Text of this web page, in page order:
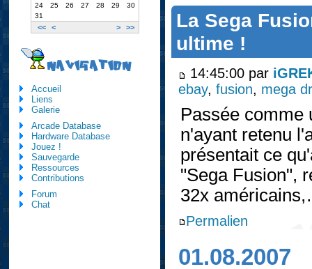
La Sega
ultime !
14:45:00 par
ebay,fusion, mega
Passée comme
n'ayant retenu
présentait ce
"Sega Fusion",
32x
Permalien
01.08.2007
<< < > >>
24
25 26 27 28 29
30
31
NAVIGATION
Accueil
Liens
Galerie
Arcade Database
Hardware Database
Jouez !
Sauvegarde
Ressources
Contributions
Forum
Chat